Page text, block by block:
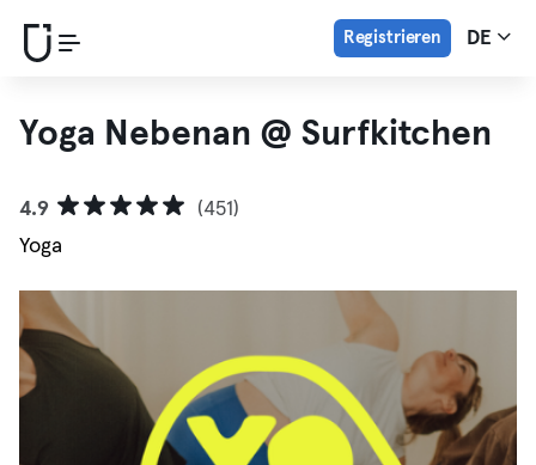
Registrieren DE
Yoga Nebenan @ Surfkitchen
4.9
(451)
Yoga